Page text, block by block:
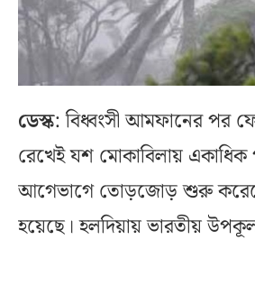
ডেস্ক: বিধ্বংসী আমফানের পর
রেখেই যশ মোকাবিলায় একাধিক
আগেভাগে তোড়জোড় শুরু করেছে
হয়েছে। হলদিয়ায় ভারতীয়